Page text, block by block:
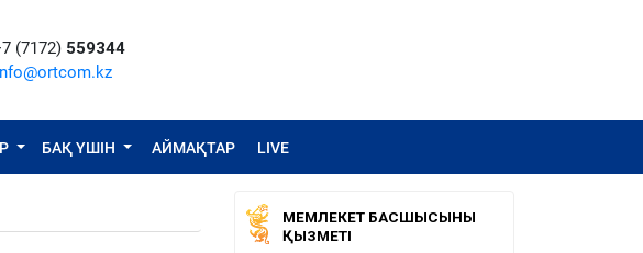
(7172) 559344
БАҚ ҮШІН АЙМАҚТАР LIVE
МЕМЛЕКЕТ БАСШЫСЫНЫҢ
ҚЫЗМЕТІ